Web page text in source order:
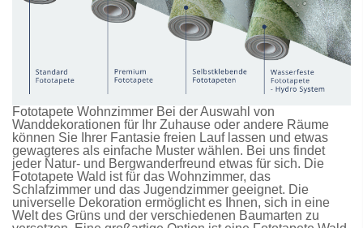
Fototapete Wohnzimmer Bei der Auswahl von
Wanddekorationen für Ihr Zuhause oder andere Räume
können Sie Ihrer Fantasie freien Lauf lassen und etwas
gewagteres als einfache Muster wählen. Bei uns findet
jeder Natur- und Bergwanderfreund etwas für sich. Die
Fototapete Wald ist für das Wohnzimmer, das
Schlafzimmer und das Jugendzimmer geeignet. Die
universelle Dekoration ermöglicht es Ihnen, sich in eine
Welt des Grüns und der verschiedenen Baumarten zu